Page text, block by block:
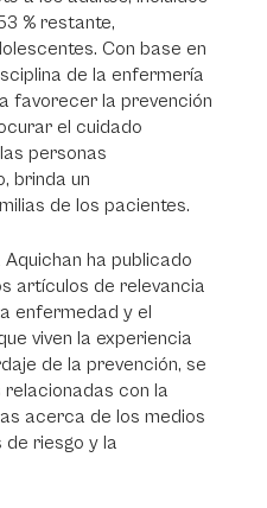
% restante,
Con base en
de la enfermería
favorecer la prevención
el cuidado
personas
brinda un
de los pacientes.
ha publicado
artículos de relevancia
enfermedad y el
viven la experiencia
de la prevención, se
con la
acerca de los medios
riesgo y la